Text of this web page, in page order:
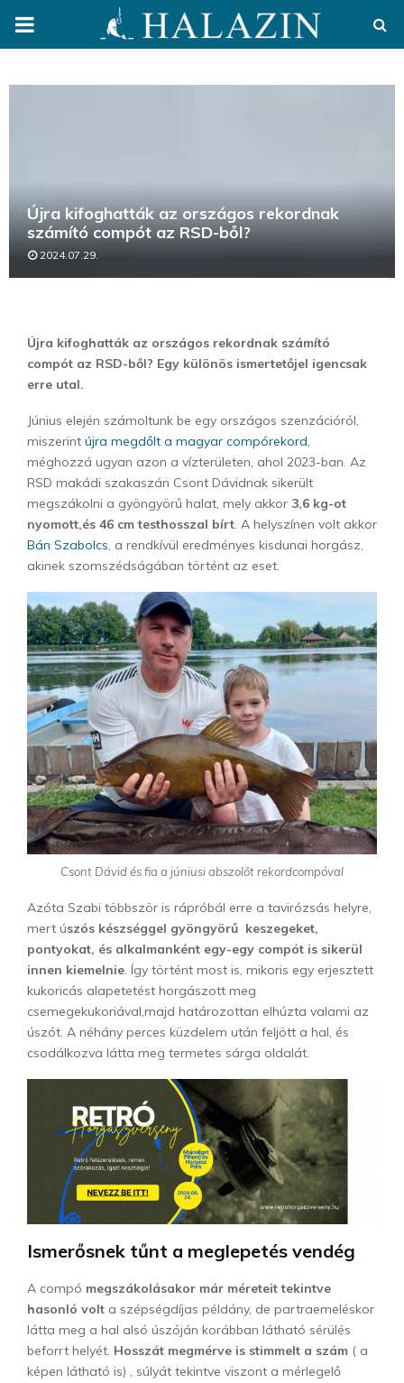
PRIMARY
Újra kifoghatták az országos rekordnak
számító compót az RSD-ből?
2024.07.29.
Újra kifoghatták az országos rekordnak számító
compót az RSD-ből? Egy különös ismertetőjel igencsak
erre utal.
Június elején számoltunk be egy országos szenzációról,
miszerint újra megdőlt a magyar compórekord,
méghozzá ugyan azon a vízterületen, ahol 2023-ban. Az
RSD makádi szakaszán Csont Dávidnak sikerült
megszákolni a gyöngyörű halat, mely akkor 3,6 kg-ot
nyomott,és 46 cm testhosszal bírt. A helyszínen volt akkor
Bán Szabolcs, a rendkívül eredményes kisdunai horgász,
akinek szomszédságában történt az eset.
Csont Dávid és fia a júniusi abszolőt rekordcompóval
Azóta Szabi többször is rápróbál erre a tavirózsás helyre,
mert úszós készséggel gyöngyörű keszegeket,
pontyokat, és alkalmanként egy-egy compót is sikerül
innen kiemelnie. Így történt most is, mikoris egy erjesztett
kukoricás alapetetést horgászott meg
csemegekukoriával,majd határozottan elhúzta valami az
úszót. A néhány perces küzdelem után feljött a hal, és
csodálkozva látta meg termetes sárga oldalát.
Ismerősnek tűnt a meglepetés vendég
A compó megszákolásakor már méreteit tekintve
hasonló volt a szépségdíjas példány, de partraemeléskor
látta meg a hal alsó úszóján korábban látható sérülés
beforrt helyét. Hosszát megmérve is stimmelt a szám ( a
képen látható is) , súlyát tekintve viszont a mérlegelő